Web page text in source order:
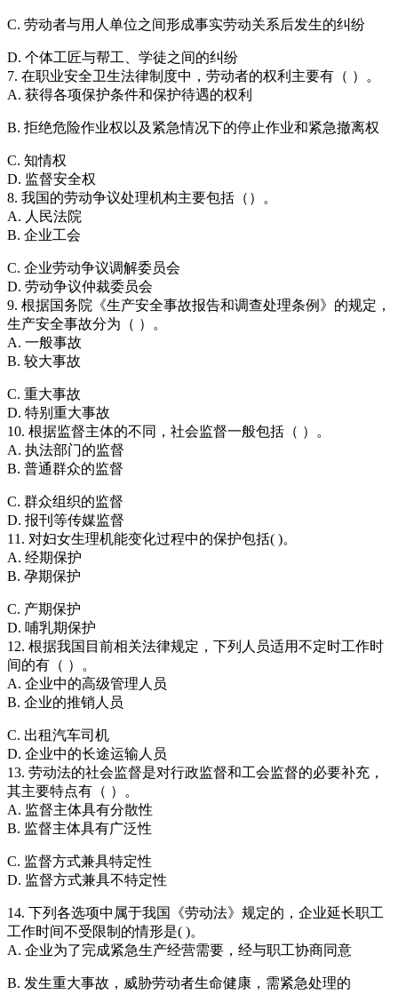
C. 劳动者与用人单位之间形成事实劳动关系后发生的纠纷
D. 个体工匠与帮工、学徒之间的纠纷
7. 在职业安全卫生法律制度中，劳动者的权利主要有（ ）。
A. 获得各项保护条件和保护待遇的权利
B. 拒绝危险作业权以及紧急情况下的停止作业和紧急撤离权
C. 知情权
D. 监督安全权
8. 我国的劳动争议处理机构主要包括（）。
A. 人民法院
B. 企业工会
C. 企业劳动争议调解委员会
D. 劳动争议仲裁委员会
9. 根据国务院《生产安全事故报告和调查处理条例》的规定，
生产安全事故分为（ ）。
A. 一般事故
B. 较大事故
C. 重大事故
D. 特别重大事故
10. 根据监督主体的不同，社会监督一般包括（ ）。
A. 执法部门的监督
B. 普通群众的监督
C. 群众组织的监督
D. 报刊等传媒监督
11. 对妇女生理机能变化过程中的保护包括( )。
A. 经期保护
B. 孕期保护
C. 产期保护
D. 哺乳期保护
12. 根据我国目前相关法律规定，下列人员适用不定时工作时
间的有（ ）。
A. 企业中的高级管理人员
B. 企业的推销人员
C. 出租汽车司机
D. 企业中的长途运输人员
13. 劳动法的社会监督是对行政监督和工会监督的必要补充，
其主要特点有（ ）。
A. 监督主体具有分散性
B. 监督主体具有广泛性
C. 监督方式兼具特定性
D. 监督方式兼具不特定性
14. 下列各选项中属于我国《劳动法》规定的，企业延长职工
工作时间不受限制的情形是( )。
A. 企业为了完成紧急生产经营需要，经与职工协商同意
B. 发生重大事故，威胁劳动者生命健康，需紧急处理的